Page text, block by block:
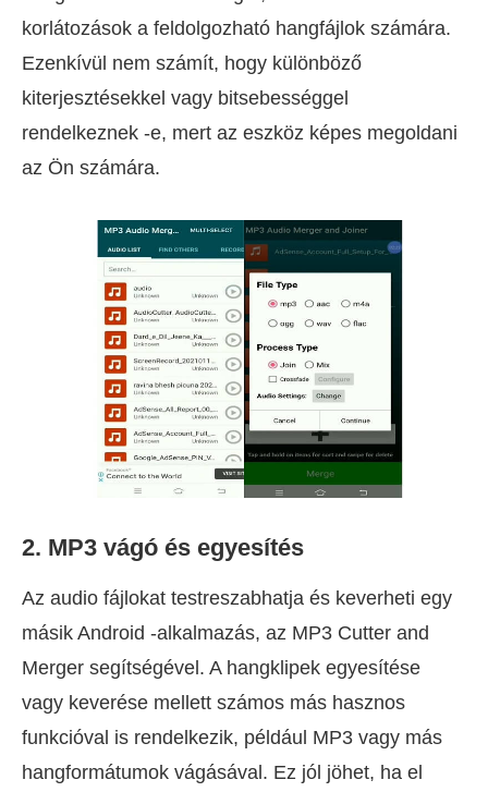
korlátozások a feldolgozható hangfájlok számára.
Ezenkívül nem számít, hogy különböző
kiterjesztésekkel vagy bitsebességgel
rendelkeznek -e, mert az eszköz képes megoldani
az Ön számára.
2. MP3 vágó és egyesítés
Az audio fájlokat testreszabhatja és keverheti egy
másik Android -alkalmazás, az MP3 Cutter and
Merger segítségével. A hangklipek egyesítése
vagy keverése mellett számos más hasznos
funkcióval is rendelkezik, például MP3 vagy más
hangformátumok vágásával. Ez jól jöhet, ha el